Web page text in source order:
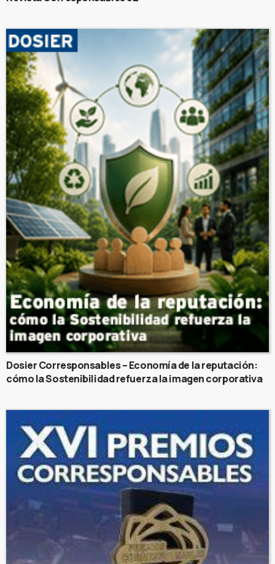
Dosier Corresponsables – Economía de la reputación:
cómo la Sostenibilidad refuerza la imagen corporativa